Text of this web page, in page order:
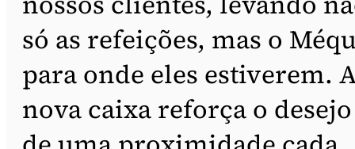
só as refeições, mas o
para onde eles estiverem.
nova caixa reforça o desejo